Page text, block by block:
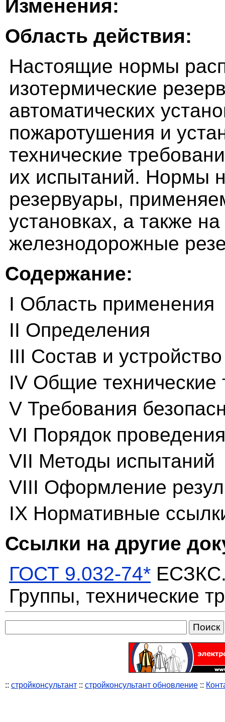
Изменения:
Область действия:
Настоящие нормы
изотермические
автоматических
пожаротушения и
технические
их испытаний. Нормы
резервуары,
установках, а также
железнодорожные
Содержание:
I Область применения
II Определения
III Состав и
IV Общие технические
V Требования
VI Порядок
VII Методы испытаний
VIII Оформление
IX Нормативные
Ссылки на другие
ГОСТ 9.032-74* ЕСЗКС.
Группы, технические
:: стройконсультант :: стройконсультант обновление ::